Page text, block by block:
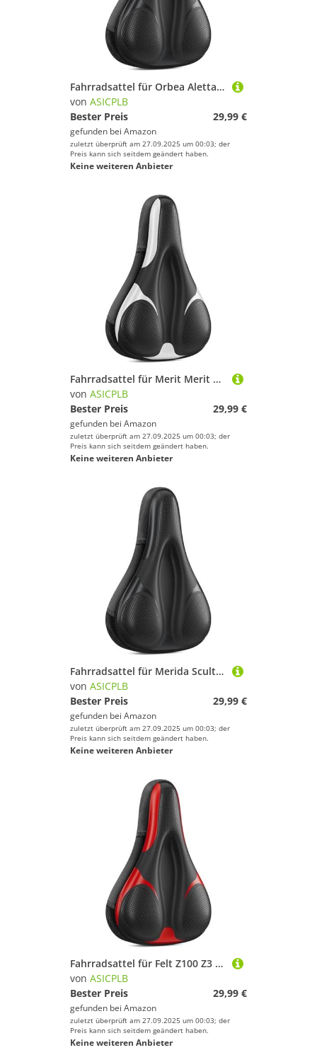
Fahrradsattel für Orbea Aletta Alma Alma H20 Alma H30 Alma H50 Alma M20, Bequemer Stoßdämpfender PU-Fahrradsitzkissen, Atmungsaktiv Mountainbikesättel für Tägliche Reisen und Wandern,A
von ASICPLB
Bester Preis
29,99 €
gefunden bei Amazon
zuletzt überprüft am 27.09.2025 um 00:03; der
Preis kann sich seitdem geändert haben.
Keine weiteren Anbieter
Fahrradsattel für Merit Merit 2, Bequemer Stoßdämpfender PU-Fahrradsitzkissen, Atmungsaktiv Mountainbikesättel für Tägliche Reisen und Wandern, B
von ASICPLB
Bester Preis
29,99 €
gefunden bei Amazon
zuletzt überprüft am 27.09.2025 um 00:03; der
Preis kann sich seitdem geändert haben.
Keine weiteren Anbieter
Fahrradsattel für Merida Scultura 4000 Disc Scultura 5000 Scultura 5000 (CF2 Frame), Bequemer Stoßdämpfender PU-Fahrradsitzkissen, Atmungsaktiv Mountainbikesättel für Tägliche Reisen und Wandern
von ASICPLB
Bester Preis
29,99 €
gefunden bei Amazon
zuletzt überprüft am 27.09.2025 um 00:03; der
Preis kann sich seitdem geändert haben.
Keine weiteren Anbieter
Fahrradsattel für Felt Z100 Z3 Z4 Z4 Disc Z5 Z6 Z6 Disc Z75 Disc Z85 Z90, Bequemer Stoßdämpfender PU-Fahrradsitzkissen, Atmungsaktiv Mountainbikesättel für Tägliche Reisen und Wandern
von ASICPLB
Bester Preis
29,99 €
gefunden bei Amazon
zuletzt überprüft am 27.09.2025 um 00:03; der
Preis kann sich seitdem geändert haben.
Keine weiteren Anbieter